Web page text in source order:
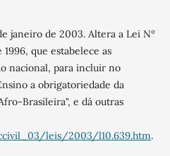
janeiro de 2003. Altera a Lei Nº
que estabelece as
nacional, para incluir no
a obrigatoriedade da
Brasileira", e dá outras
leis/2003/l10.639.htm.